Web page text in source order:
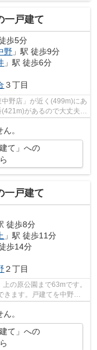
一戸建て
歩5分
野 」駅 徒歩9分
」駅 徒歩6分
３丁目
野店」が近く(499m)にあ
があるので大丈夫。
。
て」への
一戸建て
徒歩8分
」駅 徒歩11分
歩14分
２丁目
の原公園まで63mです。
きます。戸建てを中野区
。
て」への